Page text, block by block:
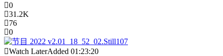
0
31.2K
76
0
Watch LaterAdded 01:23:20